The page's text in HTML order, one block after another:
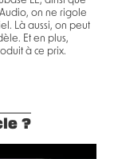
on ne rigole
Là aussi, on peut
Et en plus,
à ce prix.
?